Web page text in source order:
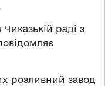
Чиказькій раді з
розливний завод